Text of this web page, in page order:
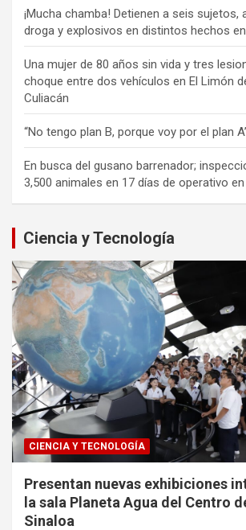
¡Mucha chamba! Detienen a seis sujetos,
droga y explosivos en distintos hechos
Una mujer de 80 años sin vida y tres
choque entre dos vehículos en El Limón
Culiacán
“No tengo plan B, porque voy por el plan
En busca del gusano barrenador;
3,500 animales en 17 días de operativo
Ciencia y Tecnología
CIENCIA Y TECNOLOGÍA
Presentan nuevas exhibiciones
la sala Planeta Agua del Centro
Sinaloa